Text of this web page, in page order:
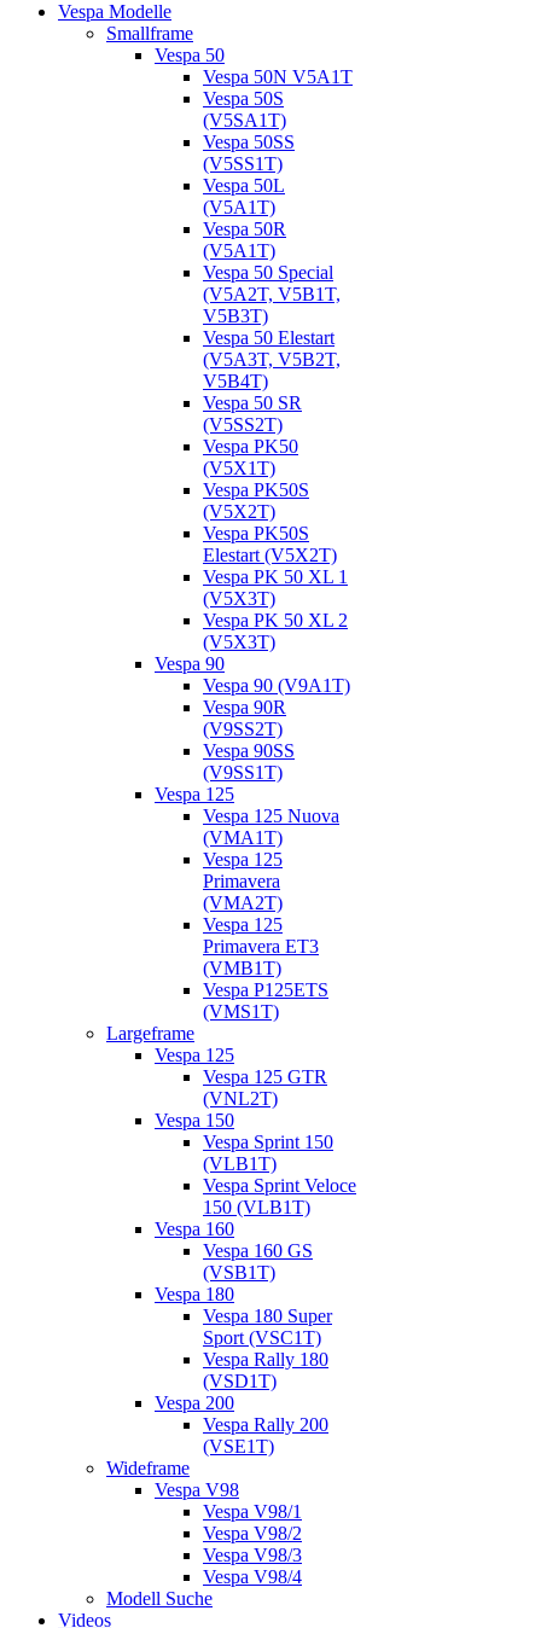
Vespa Modelle
Smallframe
Vespa 50
Vespa 50N V5A1T
Vespa 50S
(V5SA1T)
Vespa 50SS
(V5SS1T)
Vespa 50L
(V5A1T)
Vespa 50R
(V5A1T)
Vespa 50 Special
(V5A2T, V5B1T,
V5B3T)
Vespa 50 Elestart
(V5A3T, V5B2T,
V5B4T)
Vespa 50 SR
(V5SS2T)
Vespa PK50
(V5X1T)
Vespa PK50S
(V5X2T)
Vespa PK50S
Elestart (V5X2T)
Vespa PK 50 XL 1
(V5X3T)
Vespa PK 50 XL 2
(V5X3T)
Vespa 90
Vespa 90 (V9A1T)
Vespa 90R
(V9SS2T)
Vespa 90SS
(V9SS1T)
Vespa 125
Vespa 125 Nuova
(VMA1T)
Vespa 125
Primavera
(VMA2T)
Vespa 125
Primavera ET3
(VMB1T)
Vespa P125ETS
(VMS1T)
Largeframe
Vespa 125
Vespa 125 GTR
(VNL2T)
Vespa 150
Vespa Sprint 150
(VLB1T)
Vespa Sprint Veloce
150 (VLB1T)
Vespa 160
Vespa 160 GS
(VSB1T)
Vespa 180
Vespa 180 Super
Sport (VSC1T)
Vespa Rally 180
(VSD1T)
Vespa 200
Vespa Rally 200
(VSE1T)
Wideframe
Vespa V98
Vespa V98/1
Vespa V98/2
Vespa V98/3
Vespa V98/4
Modell Suche
Videos